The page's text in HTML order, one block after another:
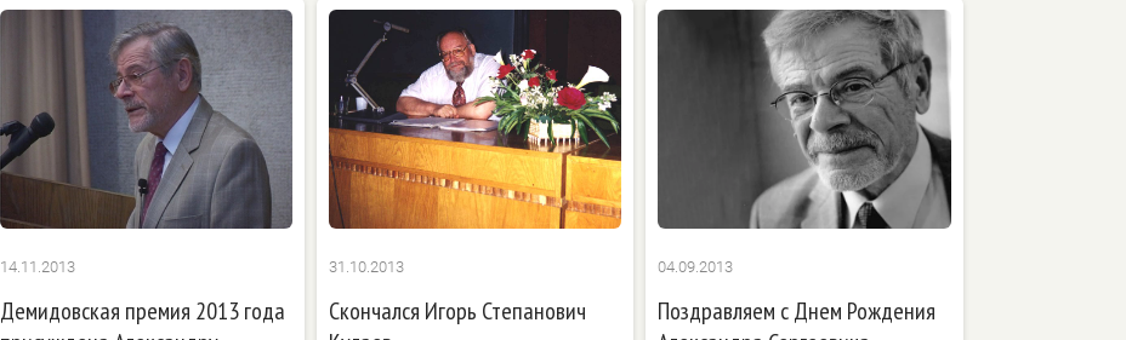
14.11.2013
Демидовская премия 2013 года
31.10.2013
Скончался Игорь Степанович
04.09.2013
Поздравляем с Днем Рождения